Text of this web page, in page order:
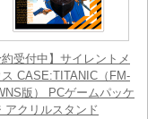
約受付中】サイレントメ
ス CASE:TITANIC（FM-
版） PCゲームパッケ
アクリルスタンド